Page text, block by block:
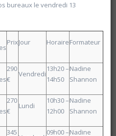
les filtres
bureaux le vendredi 13
PrixJour HoraireFormateur
290
€
Vendredi
13h20 –
14h50
Nadine
Shannon
270
€
Lundi
10h30 –
12h00
Nadine
Shannon
345
09h00 –Nadine